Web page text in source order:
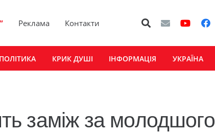
Реклама Контакти
ПОЛІТИКА КРИК ДУШІ ІНФОРМАЦІЯ УКРАЇНА
заміж за молодшого